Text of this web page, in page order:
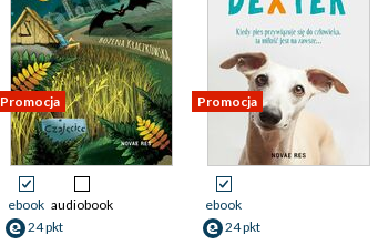
Promocja
ebook audiobook
24 pkt
Promocja
ebook
24 pkt